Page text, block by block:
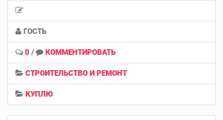
ГОСТЬ
0 / КОММЕНТИРОВАТЬ
СТРОИТЕЛЬСТВО И РЕМОНТ
КУПЛЮ